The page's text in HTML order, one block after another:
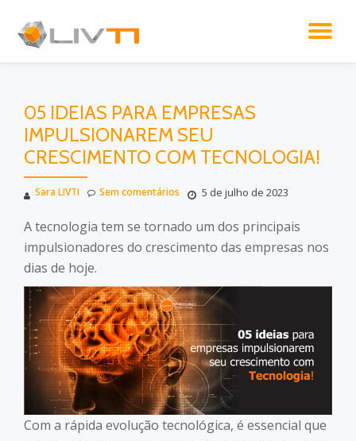
Pular
05 IDEIAS PARA EMPRESAS
IMPULSIONAREM SEU
CRESCIMENTO COM TECNOLOGIA!
Sara LIVTI 5 de julho de 2023
Sem comentários
A tecnologia tem se tornado um dos principais
impulsionadores do crescimento das empresas nos
dias de hoje.
Com a rápida evolução tecnológica, é essencial que
Menu
secundário